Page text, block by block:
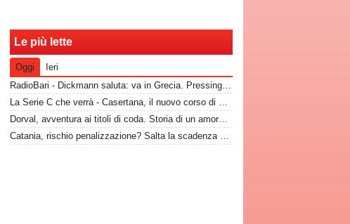
Le più lette
Oggi
Ieri
RadioBari - Dickmann saluta: va in Grecia. Pressing Catanzaro per Dorval, Vicari piace ad una pugliese
La Serie C che verrà - Casertana, il nuovo corso di Espinal per un'altra stagione da protagonista
Dorval, avventura ai titoli di coda. Storia di un amore finito tempo fa
Catania, rischio penalizzazione? Salta la scadenza per la presentazione di fideiussione aggiuntiva